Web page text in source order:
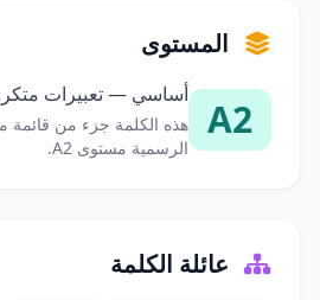
المستوى
A2
أساسي — تعبيرات
هذه الكلمة جزء من قائمة
الرسمية مستوى A2.
عائلة الكلمة